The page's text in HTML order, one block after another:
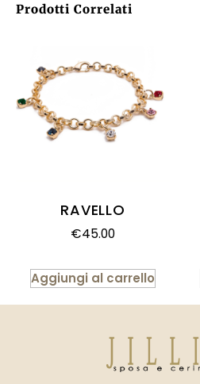
Prodotti Correlati
RAVELLO
€45.00
Aggiungi al carrello